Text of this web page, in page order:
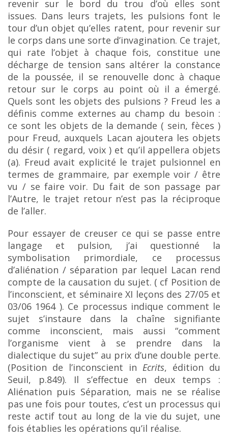
revenir sur le bord du trou d’où elles sont
issues. Dans leurs trajets, les pulsions font le
tour d’un objet qu’elles ratent, pour revenir sur
le corps dans une sorte d’invagination. Ce trajet,
qui rate l’objet à chaque fois, constitue une
décharge de tension sans altérer la constance
de la poussée, il se renouvelle donc à chaque
retour sur le corps au point où il a émergé.
Quels sont les objets des pulsions ? Freud les a
définis comme externes au champ du besoin :
ce sont les objets de la demande ( sein, fèces )
pour Freud, auxquels Lacan ajoutera les objets
du désir ( regard, voix ) et qu’il appellera objets
(a). Freud avait explicité le trajet pulsionnel en
termes de grammaire, par exemple voir / être
vu / se faire voir. Du fait de son passage par
l’Autre, le trajet retour n’est pas la réciproque
de l’aller.
Pour essayer de creuser ce qui se passe entre
langage et pulsion, j’ai questionné la
symbolisation primordiale, ce processus
d’aliénation / séparation par lequel Lacan rend
compte de la causation du sujet. ( cf Position de
l’inconscient, et séminaire XI leçons des 27/05 et
03/06 1964 ). Ce processus indique comment le
sujet s’instaure dans la chaîne signifiante
comme inconscient, mais aussi “comment
l’organisme vient à se prendre dans la
dialectique du sujet” au prix d’une double perte.
(Position de l’inconscient in Ecrits, édition du
Seuil, p.849). Il s’effectue en deux temps :
Aliénation puis Séparation, mais ne se réalise
pas une fois pour toutes, c’est un processus qui
reste actif tout au long de la vie du sujet, une
fois établies les opérations qu’il réalise.